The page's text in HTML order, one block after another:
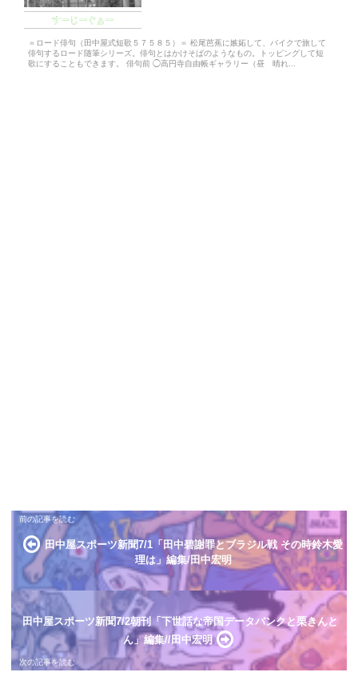
すーじーぐぁー
＝ロード俳句（田中屋式短歌５７５８５）＝ 松尾芭蕉に嫉妬して、バイクで旅して
俳句するロード随筆シリーズ。俳句とはかけそばのようなもの。トッピングして短
歌にすることもできます。 俳句前 ◯高円寺自由帳ギャラリー（昼 晴れ...
田中屋スポーツ新聞7/1「田中碧謝罪とブラジル戦 その時鈴木愛
理は」編集/田中宏明
田中屋スポーツ新聞7/2朝刊「下世話な帝国データバンクと栗きんと
ん」編集//田中宏明